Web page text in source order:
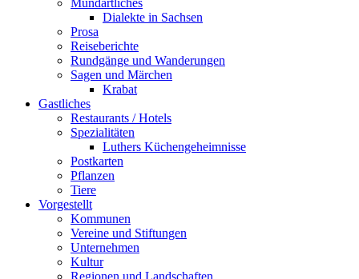
Dialekte in Sachsen
Prosa
Reiseberichte
Rundgänge und Wanderungen
Sagen und Märchen
Krabat
Gastliches
Restaurants / Hotels
Spezialitäten
Luthers Küchengeheimnisse
Postkarten
Pflanzen
Tiere
Vorgestellt
Kommunen
Vereine und Stiftungen
Unternehmen
Kultur
Regionen und Landschaften